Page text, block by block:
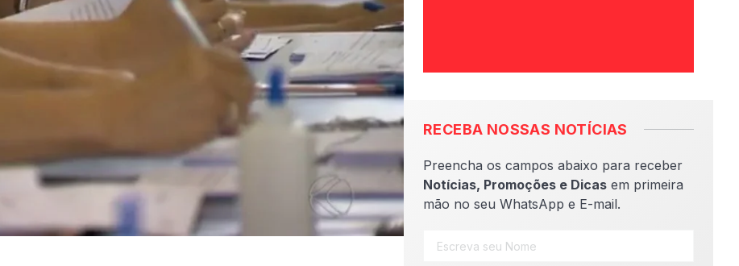
RECEBA NOSSAS NOTÍCIAS
Preencha os campos abaixo para receber
Notícias, Promoções e Dicas em primeira
mão no seu WhatsApp e E-mail.